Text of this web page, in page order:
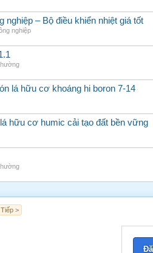
nghiệp – Bộ điều khiển nhiệt giá tốt
nghiệp
lá hữu cơ khoáng hi boron 7-14
hữu cơ humic cải tạo đất bền vững
Tiếp >